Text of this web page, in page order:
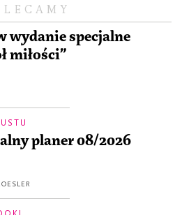
wydanie specjalne
miłości”
planer 08/2026